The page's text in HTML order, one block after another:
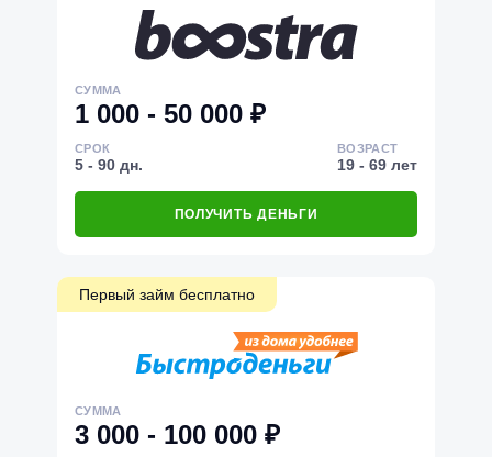
СУММА
1 000 - 50 000 ₽
СРОК
5 - 90 дн.
ВОЗРАСТ
19 - 69 лет
ПОЛУЧИТЬ ДЕНЬГИ
Первый займ бесплатно
СУММА
3 000 - 100 000 ₽